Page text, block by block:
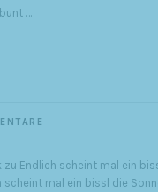
…
zu Endlich scheint mal ein
scheint mal ein bissl die